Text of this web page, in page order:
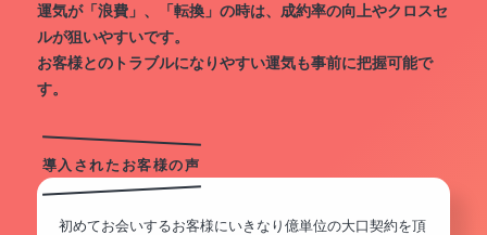
運気が「浪費」、「転換」の時は、成約率の向上やクロスセ
ルが狙いやすいです。
お客様とのトラブルになりやすい運気も事前に把握可能で
す。
導入されたお客様の声
初めてお会いするお客様にいきなり億単位の大口契約を頂